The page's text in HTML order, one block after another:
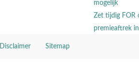
mogelijk
Zet tijdig FOR
premieaftrek
Disclaimer Sitemap